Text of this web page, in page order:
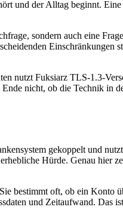
und der Alltag beginnt.
sondern auch eine
Einschränkungen
nutzt Fuksiarz TLS-1.3-
nicht, ob die Technik in
gekoppelt und
Hürde. Genau hier
bestimmt oft, ob ein Konto
und Zeitaufwand. Das